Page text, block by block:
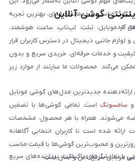
قیمت مناسب و خدمات حرفه‌ای، بهترین تجربه
کند.
گوشی آنلاین
از موبایل، تبلت، لپ‌تاپ، ساعت هوشمند،
لوازم جانبی دیجیتال در دسترس کاربران قرار
کیفیت و خدمات حرفه‌ای، خریدی سریع و بدون
می‌کند. محصولات ما عبارتند از موارد زیر
ارائه‌دهنده جدیدترین مدل‌های گوشی موبایل
و سامسونگ است. تمامی گوشی‌ها با تضمین
عرضه می‌شوند. همراه با هر محصول، مشخصات
شده است تا کاربران انتخابی آگاهانه
و محبوب‌ترین گوشی‌ها با قیمت مناسب
موبایل سریع، امن و آسان است.
نمایشگرهای باکیفیت، پردازنده‌های سریع